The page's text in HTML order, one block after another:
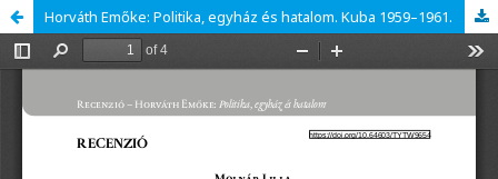
Horváth Emőke: Politika, egyház és hatalom. Kuba 1959–1961.